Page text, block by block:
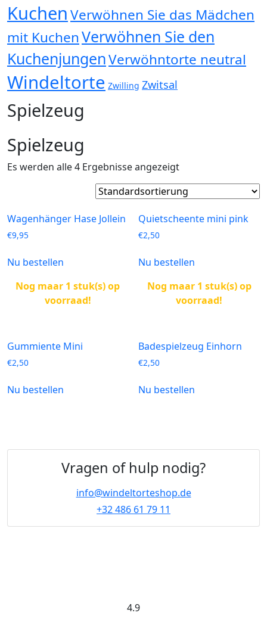
KuchenVerwöhnen Sie das Mädchen
mit KuchenVerwöhnen Sie den
KuchenjungenVerwöhntorte neutral
Windeltorte Zwilling Zwitsal
Spielzeug
Spielzeug
Es werden alle 4 Ergebnisse angezeigt
Wagenhänger Hase Jollein
€9,95
Nu bestellen
Nog maar 1 stuk(s) op
voorraad!
Quietscheente mini pink
€2,50
Nu bestellen
Nog maar 1 stuk(s) op
voorraad!
Gummiente Mini
€2,50
Nu bestellen
Badespielzeug Einhorn
€2,50
Nu bestellen
Vragen of hulp nodig?
info@windeltorteshop.de
+32 486 61 79 11
4.9